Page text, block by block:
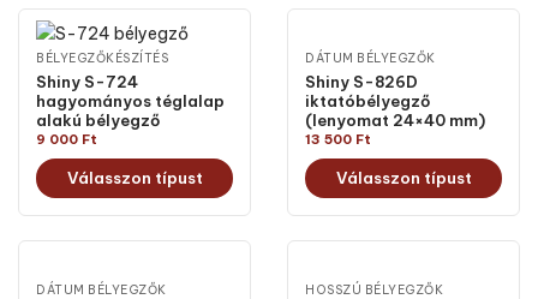
BÉLYEGZŐKÉSZÍTÉS
Shiny S-724
hagyományos téglalap
alakú bélyegző
9 000 Ft
Válasszon típust
DÁTUM BÉLYEGZŐK
Shiny S-826D
iktatóbélyegző
(lenyomat 24×40 mm)
13 500 Ft
Válasszon típust
DÁTUM BÉLYEGZŐK HOSSZÚ BÉLYEGZŐK